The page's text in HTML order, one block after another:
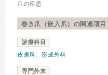
爪の疾患
巻き爪（嵌入爪）の関連項目
診療科目
皮膚科、形成外科
専門外来